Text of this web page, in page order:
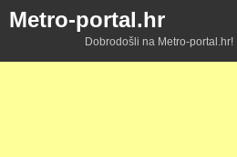
Metro-portal.hr
Dobrodošli na Metro-portal.hr!